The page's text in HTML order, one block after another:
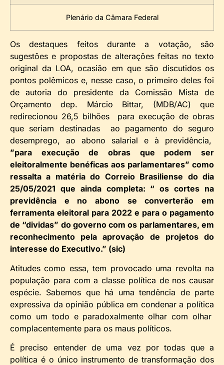
Plenário da Câmara Federal
Os destaques feitos durante a votação, são
sugestões e propostas de alterações feitas no texto
original da LOA, ocasião em que são discutidos os
pontos polêmicos e, nesse caso, o primeiro deles foi
de autoria do presidente da Comissão Mista de
Orçamento dep. Márcio Bittar, (MDB/AC) que
redirecionou 26,5 bilhões para execução de obras
que seriam destinadas ao pagamento do seguro
desemprego, ao abono salarial e à previdência,
”para execução de obras que podem ser
eleitoralmente benéficas aos parlamentares” como
ressalta a matéria do Correio Brasiliense do dia
25/05/2021 que ainda completa: “ os cortes na
previdência e no abono se converterão em
ferramenta eleitoral para 2022 e para o pagamento
de “dividas” do governo com os parlamentares, em
reconhecimento pela aprovação de projetos do
interesse do Executivo.” (sic)
Atitudes como essa, tem provocado uma revolta na
população para com a classe política de nos causar
espécie. Sabemos que há uma tendência de parte
expressiva da opinião pública em condenar a política
como um todo e paradoxalmente olhar com olhar
complacentemente para os maus políticos.
É preciso entender de uma vez por todas que a
política é o único instrumento de transformação dos